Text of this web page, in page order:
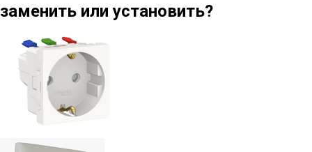
заменить или установить?